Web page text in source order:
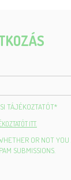
TÁJÉKOZTATÓT*
ITT.
OR NOT
SUBMISSIONS.